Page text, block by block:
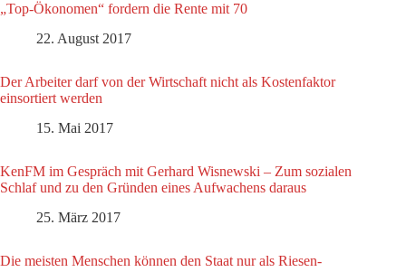
„Top-Ökonomen“ fordern die Rente mit 70
22. August 2017
Der Arbeiter darf von der Wirtschaft nicht als Kostenfaktor
einsortiert werden
15. Mai 2017
KenFM im Gespräch mit Gerhard Wisnewski – Zum sozialen
Schlaf und zu den Gründen eines Aufwachens daraus
25. März 2017
Die meisten Menschen können den Staat nur als Riesen-